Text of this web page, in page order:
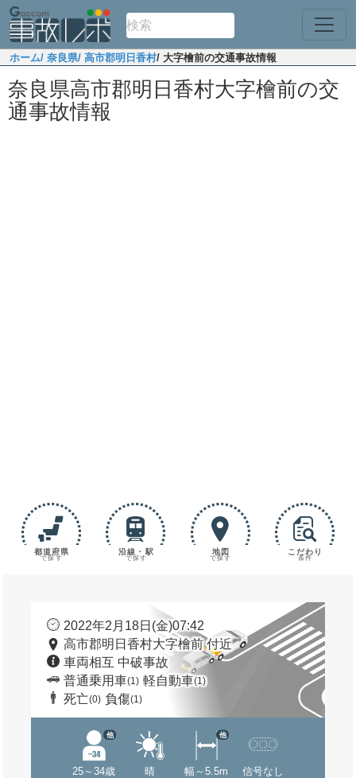
ホーム/ 奈良県/ 高市郡明日香村/ 大字檜前の交通事故情報
奈良県高市郡明日香村大字檜前の交
通事故情報
都道府県
で探す
沿線・駅
で探す
地図
で探す
こだわり
条件
2022年2月18日(金)07:42
高市郡明日香村大字檜前 付近
車両相互 中破事故
普通乗用車(1) 軽自動車(1)
死亡(0) 負傷(1)
25～34歳
他
晴 幅～5.5m
他
信号なし